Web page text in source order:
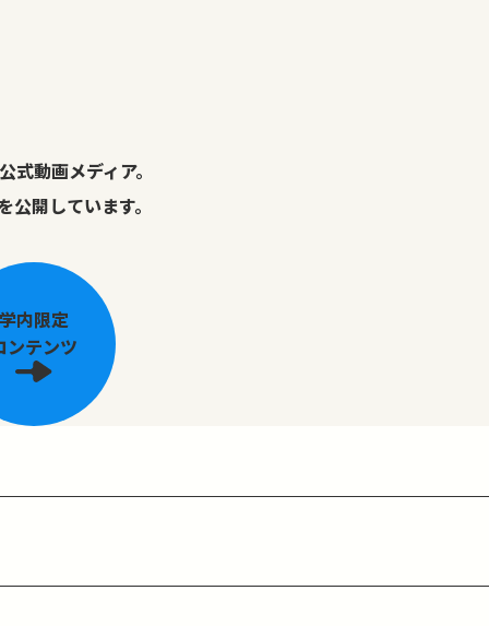
式動画メディア。
開しています。
学内限定
ンテンツ